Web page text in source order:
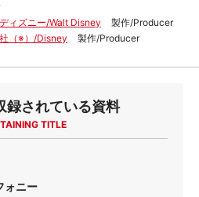
ィズニー/Walt Disney
製作/Producer
（※）/Disney
製作/Producer
録されている資料
TITLE
ォニー